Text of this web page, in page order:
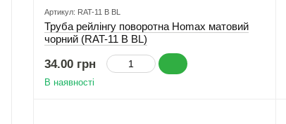
Артикул: RAT-11 B BL
Труба рейлінгу поворотна Homax матовий
чорний (RAT-11 B BL)
34.00 грн
В наявності